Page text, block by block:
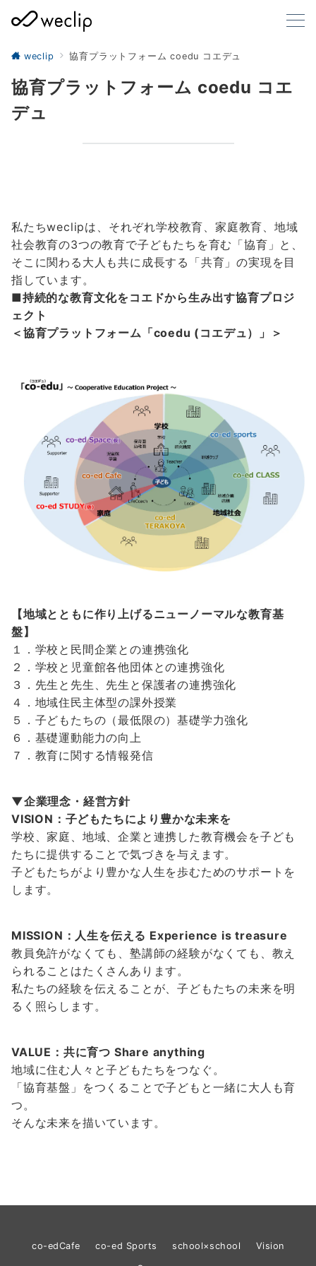
weclip 協育プラットフォーム coedu コエデュ
協育プラットフォーム coedu コエ
デュ
私たちweclipは、それぞれ学校教育、家庭教育、地域
社会教育の3つの教育で子どもたちを育む「協育」と、
そこに関わる大人も共に成長する「共育」の実現を目
指しています。
■持続的な教育⽂化をコエドから⽣み出す協育プロジ
ェクト
＜協育プラットフォーム「coedu (コエデュ）」＞
【地域とともに作り上げるニューノーマルな教育基
盤】
１．学校と民間企業との連携強化
２．学校と児童館各他団体との連携強化
３．先生と先生、先生と保護者の連携強化
４．地域住民主体型の課外授業
５．子どもたちの（最低限の）基礎学力強化
６．基礎運動能力の向上
７．教育に関する情報発信
▼企業理念・経営⽅針
VISION：⼦どもたちにより豊かな未来を
学校、家庭、地域、企業と連携した教育機会を子ども
たちに提供することで気づきを与えます。
子どもたちがより豊かな人生を歩むためのサポートを
します。
MISSION：⼈⽣を伝える Experience is treasure
教員免許がなくても、塾講師の経験がなくても、教え
られることはたくさんあります。
私たちの経験を伝えることが、子どもたちの未来を明
るく照らします。
VALUE：共に育つ Share anything
地域に住む人々と子どもたちをつなぐ。
「協育基盤」をつくることで子どもと一緒に大人も育
つ。
そんな未来を描いています。
co-edCafe co-ed Sports school×school Vision